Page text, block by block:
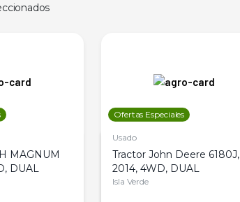
MAGNUM
DUAL
Ofertas Especiales
Usado
Tractor John Deere 6180J,
2014, 4WD, DUAL
Isla Verde